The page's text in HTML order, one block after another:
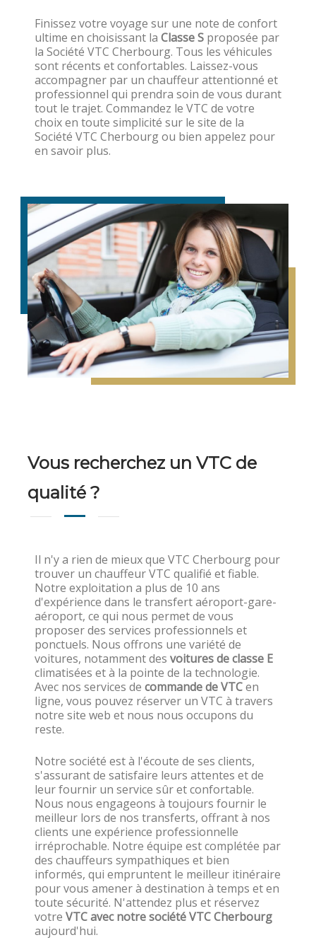
Finissez votre voyage sur une note de confort
ultime en choisissant la Classe S proposée par
la Société VTC Cherbourg. Tous les véhicules
sont récents et confortables. Laissez-vous
accompagner par un chauffeur attentionné et
professionnel qui prendra soin de vous durant
tout le trajet. Commandez le VTC de votre
choix en toute simplicité sur le site de la
Société VTC Cherbourg ou bien appelez pour
en savoir plus.
Vous recherchez un VTC de
qualité ?
Il n'y a rien de mieux que VTC Cherbourg pour
trouver un chauffeur VTC qualifié et fiable.
Notre exploitation a plus de 10 ans
d'expérience dans le transfert aéroport-gare-
aéroport, ce qui nous permet de vous
proposer des services professionnels et
ponctuels. Nous offrons une variété de
voitures, notamment des voitures de classe E
climatisées et à la pointe de la technologie.
Avec nos services de commande de VTCen
ligne, vous pouvez réserver un VTC à travers
notre site web et nous nous occupons du
reste.
Notre société est à l'écoute de ses clients,
s'assurant de satisfaire leurs attentes et de
leur fournir un service sûr et confortable.
Nous nous engageons à toujours fournir le
meilleur lors de nos transferts, offrant à nos
clients une expérience professionnelle
irréprochable. Notre équipe est complétée par
des chauffeurs sympathiques et bien
informés, qui empruntent le meilleur itinéraire
pour vous amener à destination à temps et en
toute sécurité. N'attendez plus et réservez
votre VTC avec notre société VTC Cherbourg
aujourd'hui.